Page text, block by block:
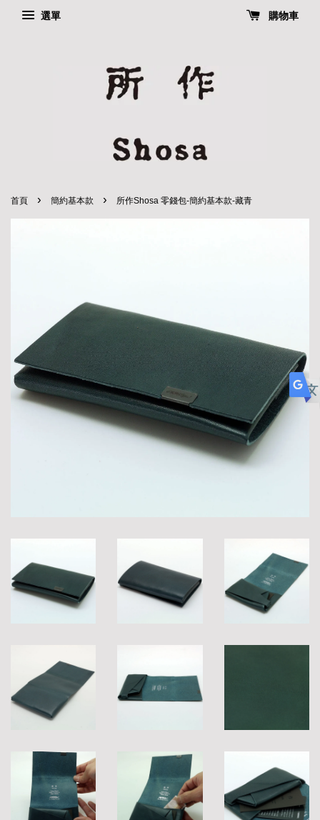
選單 購物車
首頁 › 簡約基本款 › 所作Shosa 零錢包-簡約基本款-藏青